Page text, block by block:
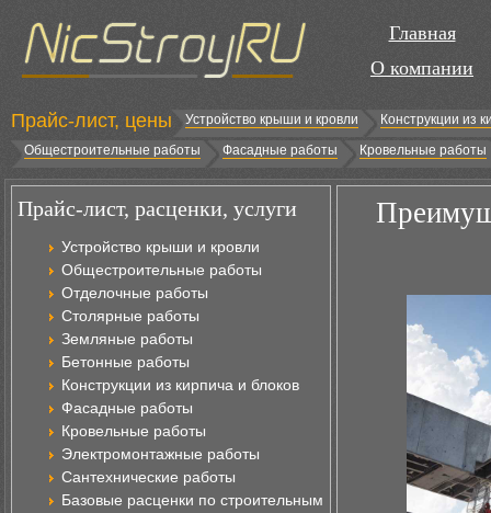
Главная
О компании
Прайс-лист, цены Устройство крыши и кровли
Конструкции из
Общестроительные работы
Фасадные работы Кровельные работы
Прайс-лист, расценки, услуги
Устройство крыши и кровли
Общестроительные работы
Отделочные работы
Столярные работы
Земляные работы
Бетонные работы
Конструкции из кирпича и блоков
Фасадные работы
Кровельные работы
Электромонтажные работы
Сантехнические работы
Базовые расценки по строительным